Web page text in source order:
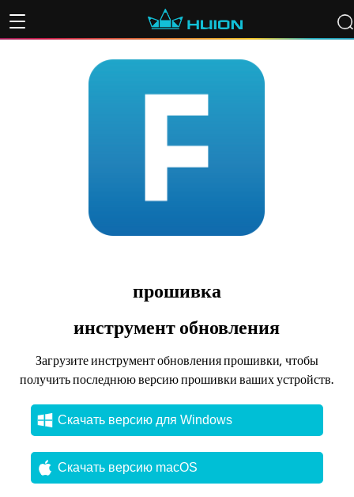
прошивка
инструмент обновления
Загрузите инструмент обновления прошивки, чтобы
получить последнюю версию прошивки ваших устройств.
Скачать версию для Windows
Скачать версию macOS